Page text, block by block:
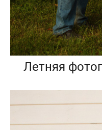
Летняя